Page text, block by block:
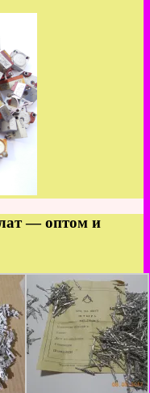
— оптом и